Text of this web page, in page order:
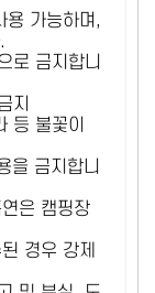
용 가능하며,
로 금지합니
지
등 불꽃이
을 금지합니
은 캠핑장
경우 강제